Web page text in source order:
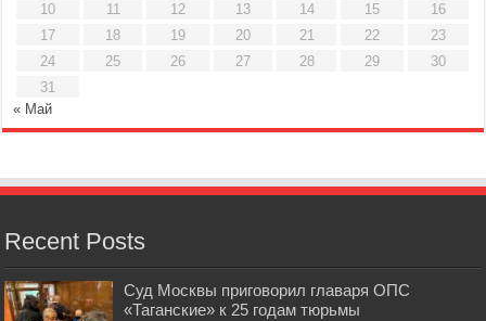
10
11 12 13 14 15
16
17
18 19 20 21 22
23
24
25 26 27 28 29
30
31
« Май
Recent Posts
Суд Москвы приговорил главаря ОПС
«Таганские» к 25 годам тюрьмы